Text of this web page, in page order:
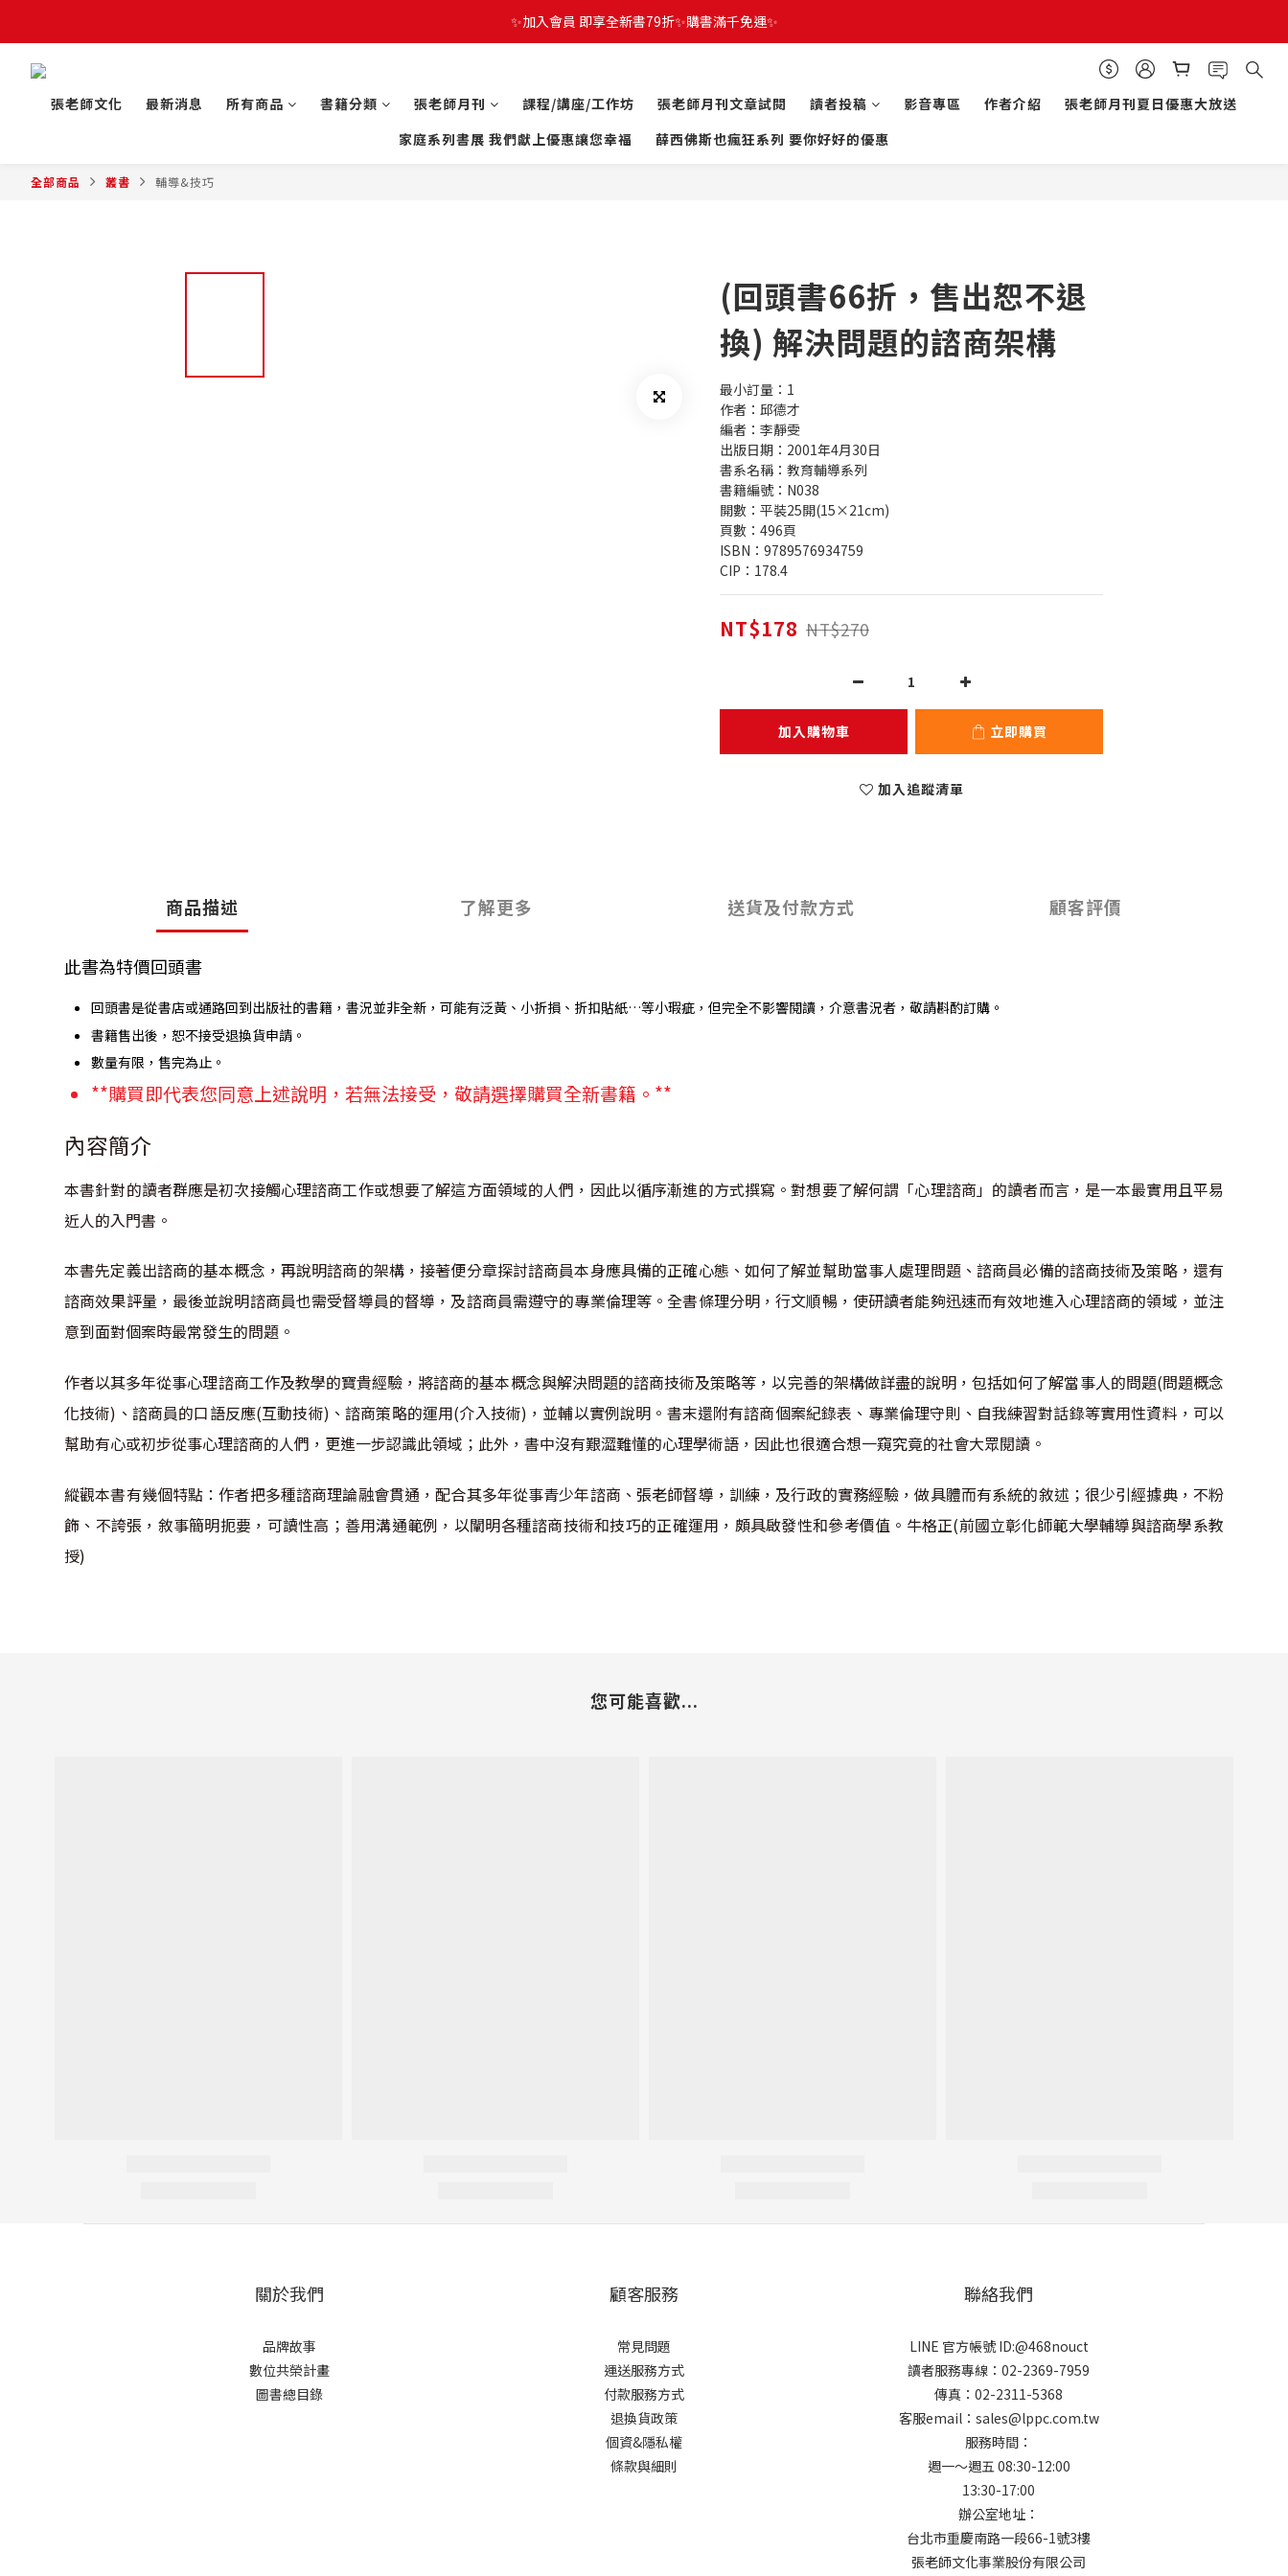
✨加入會員 即享全新書79折✨購書滿千免運✨
張老師文化 最新消息 所有商品 書籍分類 張老師月刊 課程/講座/工作坊 張老師月刊文章試閱 讀者投稿 影音專區 作者介紹
張老師月刊夏日優惠大放送
家庭系列書展 我們獻上優惠讓您幸福
薛西佛斯也瘋狂系列 要你好好的優惠
全部商品 叢書 輔導&技巧
(回頭書66折，售出恕不退
換) 解決問題的諮商架構
最小訂量：1
作者：邱德才
編者：李靜雯
出版日期：2001年4月30日
書系名稱：教育輔導系列
書籍編號：N038
開數：平裝25開(15×21cm)
頁數：496頁
ISBN：9789576934759
CIP：178.4
NT$178 NT$270
加入購物車 立即購買
加入追蹤清單
商品描述 了解更多 送貨及付款方式 顧客評價
此書為特價回頭書
回頭書是從書店或通路回到出版社的書籍，書況並非全新，可能有泛黃、小折損、折扣貼紙…等小瑕疵，但完全不影響閱讀，介意書況者，敬請斟酌訂購。
書籍售出後，恕不接受退換貨申請。
數量有限，售完為止。
**購買即代表您同意上述說明，若無法接受，敬請選擇購買全新書籍。**
內容簡介
本書針對的讀者群應是初次接觸心理諮商工作或想要了解這方面領域的人們，因此以循序漸進的方式撰寫。對想要了解何謂「心理諮商」的讀者而言，是一本最實用且平易
近人的入門書。
本書先定義出諮商的基本概念，再說明諮商的架構，接著便分章探討諮商員本身應具備的正確心態、如何了解並幫助當事人處理問題、諮商員必備的諮商技術及策略，還有
諮商效果評量，最後並說明諮商員也需受督導員的督導，及諮商員需遵守的專業倫理等。全書條理分明，行文順暢，使研讀者能夠迅速而有效地進入心理諮商的領域，並注
意到面對個案時最常發生的問題。
作者以其多年從事心理諮商工作及教學的寶貴經驗，將諮商的基本概念與解決問題的諮商技術及策略等，以完善的架構做詳盡的說明，包括如何了解當事人的問題(問題概念
化技術)、諮商員的口語反應(互動技術)、諮商策略的運用(介入技術)，並輔以實例說明。書末還附有諮商個案紀錄表、專業倫理守則、自我練習對話錄等實用性資料，可以
幫助有心或初步從事心理諮商的人們，更進一步認識此領域；此外，書中沒有艱澀難懂的心理學術語，因此也很適合想一窺究竟的社會大眾閱讀。
縱觀本書有幾個特點：作者把多種諮商理論融會貫通，配合其多年從事青少年諮商、張老師督導，訓練，及行政的實務經驗，做具體而有系統的敘述；很少引經據典，不粉
飾、不誇張，敘事簡明扼要，可讀性高；善用溝通範例，以闡明各種諮商技術和技巧的正確運用，頗具啟發性和參考價值。牛格正(前國立彰化師範大學輔導與諮商學系教
授)
您可能喜歡...
立即購買
關於我們
品牌故事
數位共榮計畫
圖書總目錄
顧客服務
常見問題
運送服務方式
付款服務方式
退換貨政策
個資&隱私權
條款與細則
聯絡我們
LINE 官方帳號 ID:@468nouct
讀者服務專線：02-2369-7959
傳真：02-2311-5368
客服email：sales@lppc.com.tw
服務時間：
週一～週五 08:30-12:00
13:30-17:00
辦公室地址：
台北市重慶南路一段66-1號3樓
張老師文化事業股份有限公司